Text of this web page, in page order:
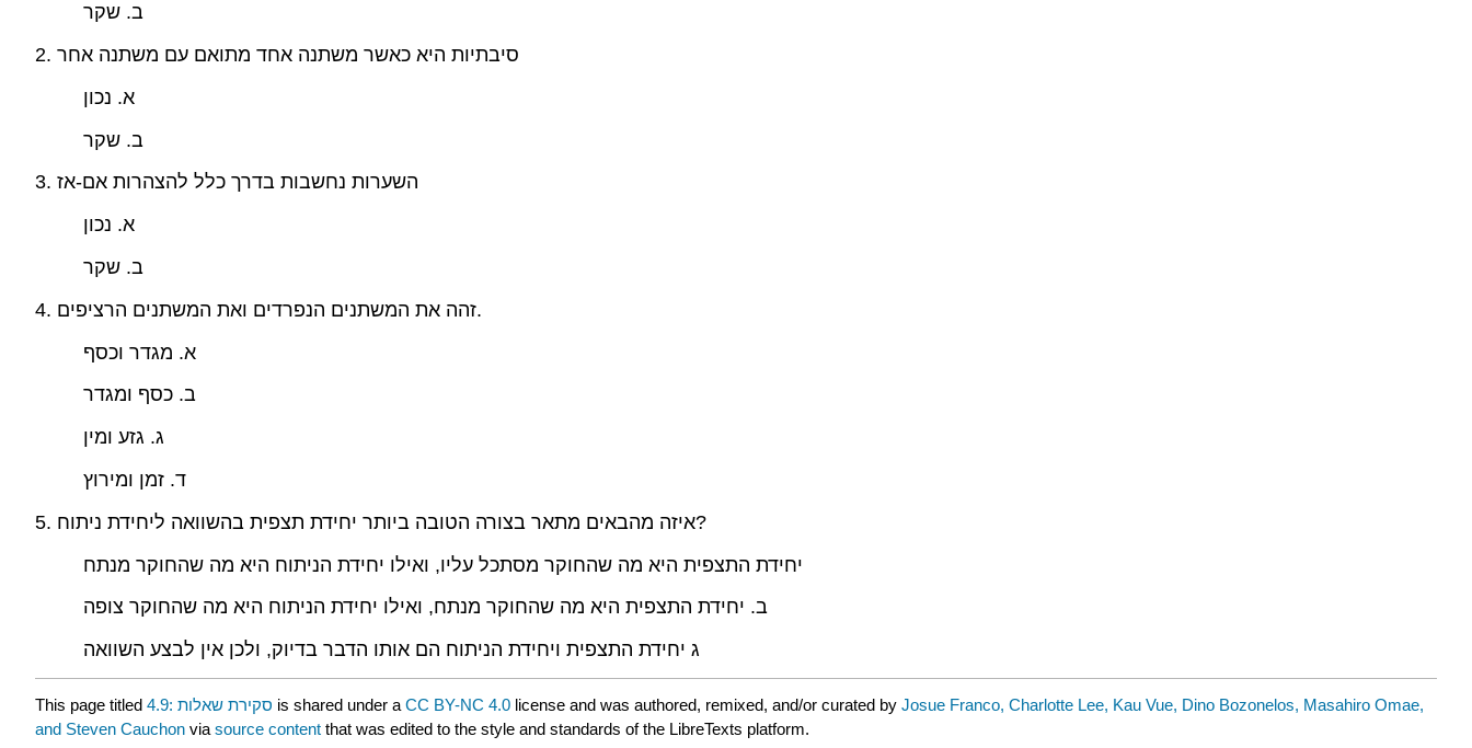
ב. שקר
2. סיבתיות היא כאשר משתנה אחד מתואם עם משתנה אחר
א. נכון
ב. שקר
3. השערות נחשבות בדרך כלל להצהרות אם-אז
א. נכון
ב. שקר
4. זהה את המשתנים הנפרדים ואת המשתנים הרציפים.
א. מגדר וכסף
ב. כסף ומגדר
ג. גזע ומין
ד. זמן ומירוץ
5. איזה מהבאים מתאר בצורה הטובה ביותר יחידת תצפית בהשוואה ליחידת ניתוח?
יחידת התצפית היא מה שהחוקר מסתכל עליו, ואילו יחידת הניתוח היא מה שהחוקר מנתח
ב. יחידת התצפית היא מה שהחוקר מנתח, ואילו יחידת הניתוח היא מה שהחוקר צופה
ג יחידת התצפית ויחידת הניתוח הם אותו הדבר בדיוק, ולכן אין לבצע השוואה
This page titled 4.9: סקירת שאלות is shared under a CC BY-NC 4.0 license and was authored, remixed, and/or curated by Josue Franco, Charlotte Lee, Kau Vue, Dino Bozonelos, Masahiro Omae,
and Steven Cauchon via source content that was edited to the style and standards of the LibreTexts platform.